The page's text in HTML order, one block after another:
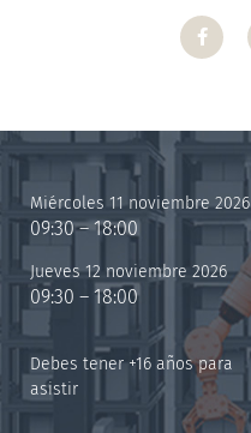
Miércoles 11 noviembre 2026
09:30 – 18:00
Jueves 12 noviembre 2026
09:30 – 18:00
Debes tener +16 años para
asistir